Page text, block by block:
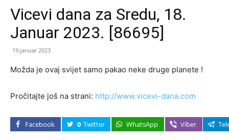
Vicevi dana za Sredu, 18.
Januar 2023. [86695]
19.januar 2023
Možda je ovaj svijet samo pakao neke druge planete !
Pročitajte još na strani: http://www.vicevi-dana.com
Facebook 0 Twitter WhatsApp Viber